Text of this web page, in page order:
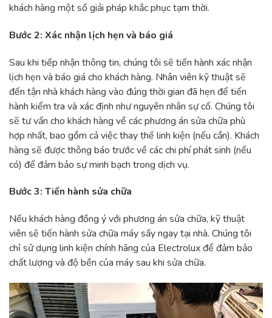
khách hàng một số giải pháp khắc phục tạm thời.
Bước 2: Xác nhận lịch hẹn và báo giá
Sau khi tiếp nhận thông tin, chúng tôi sẽ tiến hành xác nhận
lịch hẹn và báo giá cho khách hàng. Nhân viên kỹ thuật sẽ
đến tận nhà khách hàng vào đúng thời gian đã hẹn để tiến
hành kiểm tra và xác định như nguyên nhân sự cố. Chúng tôi
sẽ tư vấn cho khách hàng về các phương án sửa chữa phù
hợp nhất, bao gồm cả việc thay thế linh kiện (nếu cần). Khách
hàng sẽ được thông báo trước về các chi phí phát sinh (nếu
có) để đảm bảo sự minh bạch trong dịch vụ.
Bước 3: Tiến hành sửa chữa
Nếu khách hàng đồng ý với phương án sửa chữa, kỹ thuật
viên sẽ tiến hành sửa chữa máy sấy ngay tại nhà. Chúng tôi
chỉ sử dụng linh kiện chính hãng của Electrolux để đảm bảo
chất lượng và độ bền của máy sau khi sửa chữa.